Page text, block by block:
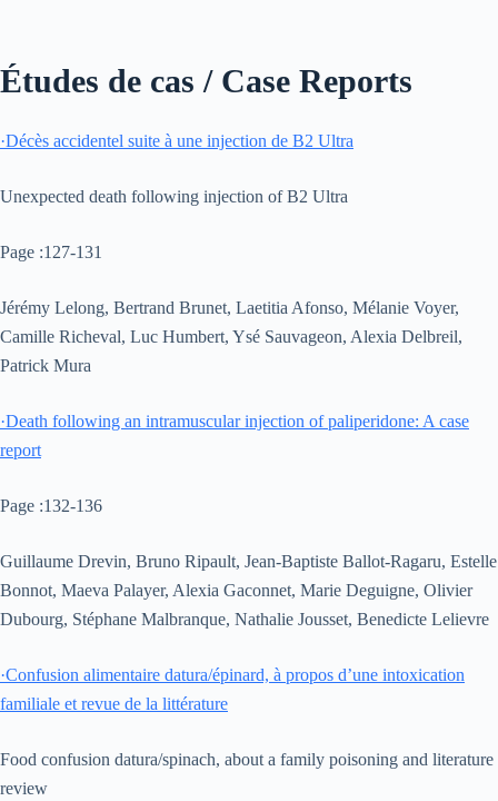
Études de cas / Case Reports
·Décès accidentel suite à une injection de B2 Ultra
Unexpected death following injection of B2 Ultra
Page :127-131
Jérémy Lelong, Bertrand Brunet, Laetitia Afonso, Mélanie Voyer,
Camille Richeval, Luc Humbert, Ysé Sauvageon, Alexia Delbreil,
Patrick Mura
·Death following an intramuscular injection of paliperidone: A case
report
Page :132-136
Guillaume Drevin, Bruno Ripault, Jean-Baptiste Ballot-Ragaru, Estelle
Bonnot, Maeva Palayer, Alexia Gaconnet, Marie Deguigne, Olivier
Dubourg, Stéphane Malbranque, Nathalie Jousset, Benedicte Lelievre
·Confusion alimentaire datura/épinard, à propos d’une intoxication
familiale et revue de la littérature
Food confusion datura/spinach, about a family poisoning and literature
review